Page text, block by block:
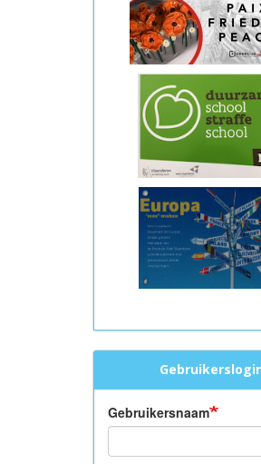
Gebruikersnaam